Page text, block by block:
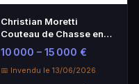
Christian Moretti
Couteau de Chasse en
Acier de Damas
10 000 – 15 000 €
📅 Invendu le 13/06/2026